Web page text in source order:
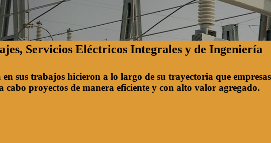
Servicios Eléctricos Integrales y de Ingeniería
sus trabajos hicieron a lo largo de su trayectoria que
cabo proyectos de manera eficiente y con alto valor agregado.